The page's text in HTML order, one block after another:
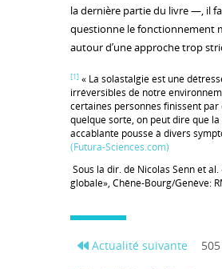
la dernière partie du livre —, il
questionne le fonctionnement
autour d’une approche trop
[1]« La solastalgie est une
irréversibles de notre
certaines personnes finissent
quelque sorte, on peut dire que
accablante pousse à divers
(Futura-Sciences.com)
Sous la dir. de Nicolas Senn et
globale», Chêne-Bourg/Genève:
Actualité suivante